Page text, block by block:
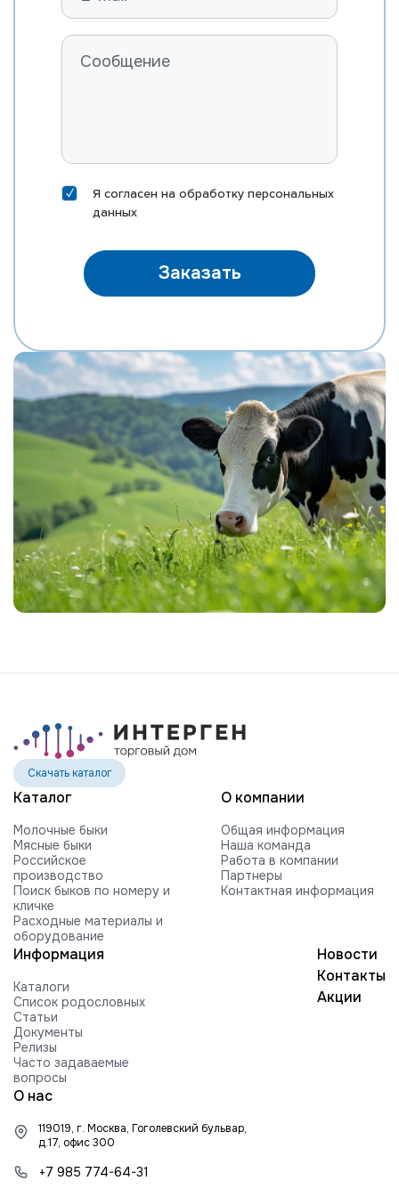
FARNEAR B-BOB MASTER-ET
RI-VAL-RE MOD MCCORD-P-ET
MR SILVER NAUTICAL-ET
MR NOBLE NEPOLEAN
MR SUPERHERO NEXUS-ET
MR RUBICON NICHE-ET
MR SPRING NIGHTHAWK-ET
MR MT NIGHTLIFE 31444-ET
MR TROY NIGHTSTICK 61156-ET
MR SPRING NOBLE 2-ETN
MR SUPERHERO NOLAN-ET
MR WINGS NORTON-ET
EDG DIRECTOR OPTIC-ET
POTTERS-FIELD PAVETHEWAY-TW
TEEMAR MODESTY RATE-ET
GENOSOURCE DELTA REGMA-ET
VOGUE REVIVAL-RED-ET
HILMAR C ROCKFORD-ET
FARNEAR-BH MOGUL ROCKY-ET
FARNEAR ROXY B 54505-ET G +2416
Edg RUBICON-ET
EDG COIN RUEBEN 25004-ET
BUTLERVIEW SHUT-OUT-ET
BRYHILL SOCRATES P-ETN
TRAMILDA MISSO SOLO-ET
EDG PRE STANLEY 25021-ET
DELICIOUS H-NOON TAMPA-ET
Я согласен на обработку персональных
данных
Заказать
Скачать каталог
Каталог
Молочные быки
Мясные быки
Российское
производство
Поиск быков по номеру и
кличке
Расходные материалы и
оборудование
О компании
Общая информация
Наша команда
Работа в компании
Партнеры
Контактная информация
Информация
Каталоги
Список родословных
Статьи
Документы
Релизы
Часто задаваемые
вопросы
Новости
Контакты
Акции
О нас
119019, г. Москва, Гоголевский бульвар,
д.17, офис 300
+7 985 774-64-31